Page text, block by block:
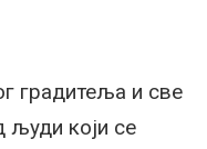
градитеља и све
људи који се